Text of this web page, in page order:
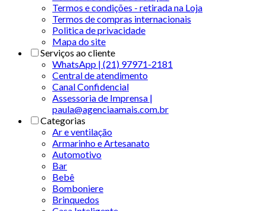
Termos e condições - retirada na Loja
Termos de compras internacionais
Politica de privacidade
Mapa do site
Serviços ao cliente
WhatsApp | (21) 97971-2181
Central de atendimento
Canal Confidencial
Assessoria de Imprensa |
paula@agenciaamais.com.br
Categorias
Ar e ventilação
Armarinho e Artesanato
Automotivo
Bar
Bebê
Bomboniere
Brinquedos